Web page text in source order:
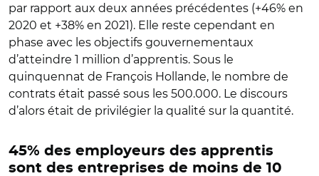
par rapport aux deux années précédentes (+46% en
2020 et +38% en 2021). Elle reste cependant en
phase avec les objectifs gouvernementaux
d’atteindre 1 million d’apprentis. Sous le
quinquennat de François Hollande, le nombre de
contrats était passé sous les 500.000. Le discours
d’alors était de privilégier la qualité sur la quantité.
45% des employeurs des apprentis
sont des entreprises de moins de 10